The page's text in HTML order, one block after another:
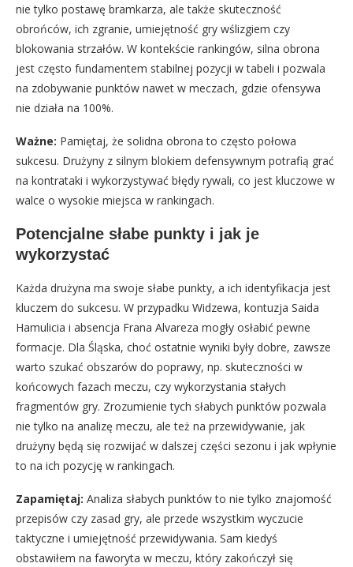
nie tylko postawę bramkarza, ale także skuteczność
obrońców, ich zgranie, umiejętność gry wślizgiem czy
blokowania strzałów. W kontekście rankingów, silna obrona
jest często fundamentem stabilnej pozycji w tabeli i pozwala
na zdobywanie punktów nawet w meczach, gdzie ofensywa
nie działa na 100%.
Ważne: Pamiętaj, że solidna obrona to często połowa
sukcesu. Drużyny z silnym blokiem defensywnym potrafią grać
na kontrataki i wykorzystywać błędy rywali, co jest kluczowe w
walce o wysokie miejsca w rankingach.
Potencjalne słabe punkty i jak je
wykorzystać
Każda drużyna ma swoje słabe punkty, a ich identyfikacja jest
kluczem do sukcesu. W przypadku Widzewa, kontuzja Saida
Hamulicia i absencja Frana Alvareza mogły osłabić pewne
formacje. Dla Śląska, choć ostatnie wyniki były dobre, zawsze
warto szukać obszarów do poprawy, np. skuteczności w
końcowych fazach meczu, czy wykorzystania stałych
fragmentów gry. Zrozumienie tych słabych punktów pozwala
nie tylko na analizę meczu, ale też na przewidywanie, jak
drużyny będą się rozwijać w dalszej części sezonu i jak wpłynie
to na ich pozycję w rankingach.
Zapamiętaj: Analiza słabych punktów to nie tylko znajomość
przepisów czy zasad gry, ale przede wszystkim wyczucie
taktyczne i umiejętność przewidywania. Sam kiedyś
obstawiłem na faworyta w meczu, który zakończył się